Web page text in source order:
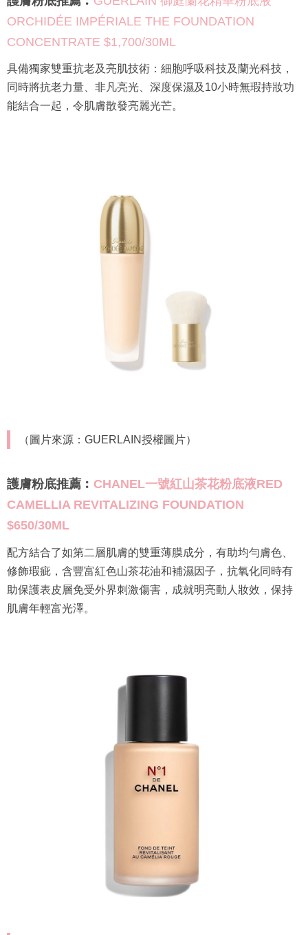
ORCHIDÉE IMPÉRIALE THE FOUNDATION
CONCENTRATE $1,700/30ML
具備獨家雙重抗老及亮肌技術：細胞呼吸科技及蘭光科技，
同時將抗老力量、非凡亮光、深度保濕及10小時無瑕持妝功
能結合一起，令肌膚散發亮麗光芒。
（圖片來源：GUERLAIN授權圖片）
護膚粉底推薦︰ CHANEL一號紅山茶花粉底液RED
CAMELLIA REVITALIZING FOUNDATION
$650/30ML
配方結合了如第二層肌膚的雙重薄膜成分，有助均勻膚色、
修飾瑕疵，含豐富紅色山茶花油和補濕因子，抗氧化同時有
助保護表皮層免受外界刺激傷害，成就明亮動人妝效，保持
肌膚年輕富光澤。